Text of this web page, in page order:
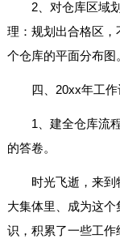
2、对仓库区域
理：规划出合格区
个仓库的平面分布图
四、20xx年工作
1、建全仓库流
的答卷。
时光飞逝，来
大集体里、成为这
识，积累了一些工